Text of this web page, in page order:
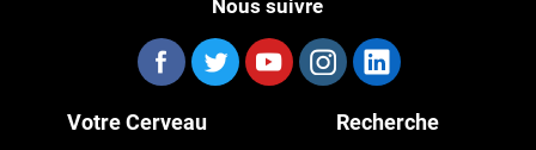
Nous suivre
Votre Cerveau Recherche